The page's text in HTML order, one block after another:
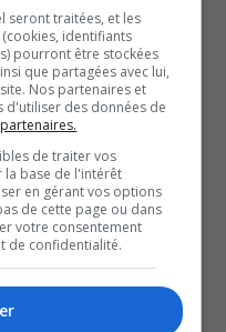
Toscana
SRL
terre promise qu’est la
aidé par l’ajout d’une
seront traitées, et les
identifiants
pourront être stockées
que partagées avec lui,
Nos partenaires et
d'utiliser des données de
de traiter vos
la base de l'intérêt
en gérant vos options
de cette page ou dans
votre consentement
de confidentialité.